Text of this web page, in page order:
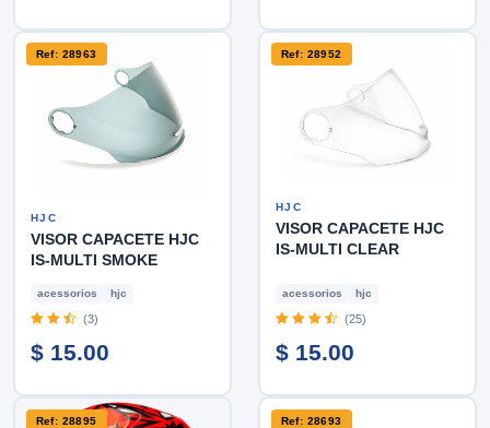
Ref: 28963
HJC
VISOR CAPACETE HJC
IS-MULTI SMOKE
acessorios hjc
(3)
$ 15.00
Ref: 28952
HJC
VISOR CAPACETE HJC
IS-MULTI CLEAR
acessorios hjc
(25)
$ 15.00
Ref: 28895 Ref: 28693